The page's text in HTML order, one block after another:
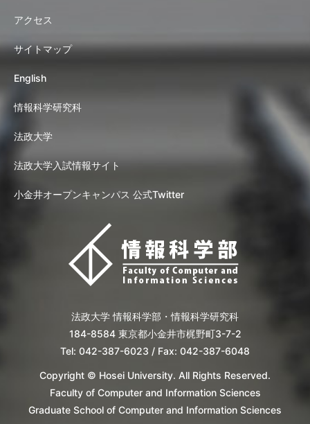
アクセス
サイトマップ
English
情報科学研究科
法政大学
法政大学入試情報サイト
小金井オープンキャンパス 公式Twitter
法政大学 情報科学部・情報科学研究科
184-8584 東京都小金井市梶野町3-7-2
Tel: 042-387-6023 / Fax: 042-387-6048
Copyright © Hosei University. All Rights Reserved.
Faculty of Computer and Information Sciences
Graduate School of Computer and Information Sciences